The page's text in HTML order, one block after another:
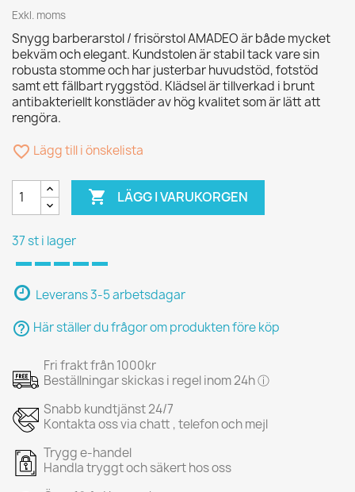
Exkl. moms
Snygg barberarstol / frisörstol AMADEO är både mycket
bekväm och elegant. Kundstolen är stabil tack vare sin
robusta stomme och har justerbar huvudstöd, fotstöd
samt ett fällbart ryggstöd. Klädsel är tillverkad i brunt
antibakteriellt konstläder av hög kvalitet som är lätt att
rengöra.
favorite_border Lägg till i önskelista
 LÄGG I VARUKORGEN
37 st i lager
Leverans 3-5 arbetsdagar
help_outline Här ställer du frågor om produkten före köp
Fri frakt från 1000kr
Beställningar skickas i regel inom 24h ⓘ
Snabb kundtjänst 24/7
Kontakta oss via chatt , telefon och mejl
Trygg e-handel
Handla tryggt och säkert hos oss